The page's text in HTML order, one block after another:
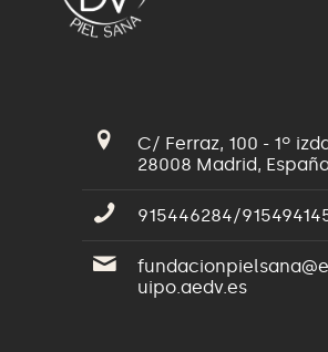
C/ Ferraz, 100 - 1º
28008 Madrid,
915446284/
uipo.aedv.es